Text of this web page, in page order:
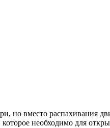
но вместо распахивания
необходимо для